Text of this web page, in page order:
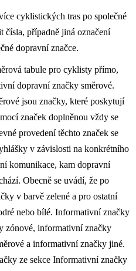
cyklistických tras po společné
čísla, případně jiná označení
dopravní značce.
tabule pro cyklisty přímo,
dopravní značky směrové.
jsou značky, které poskytují
značek doplněnou vždy se
provedení těchto značek se
v závislosti na konkrétního
komunikace, kam dopravní
Obecně se uvádí, že po
v barvě zelené a pro ostatní
nebo bílé. Informativní značky
zónové, informativní značky
a informativní značky jiné.
ze sekce Informativní značky